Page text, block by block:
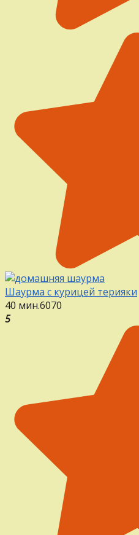
Шаурма с курицей терияки
40 мин.6070
5